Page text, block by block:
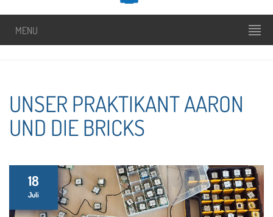
MENU
UNSER PRAKTIKANT AARON
UND DIE BRICKS
18
Juli